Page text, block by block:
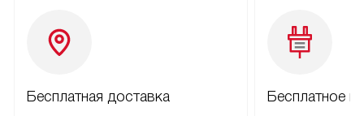
Бесплатная доставка Бесплатное